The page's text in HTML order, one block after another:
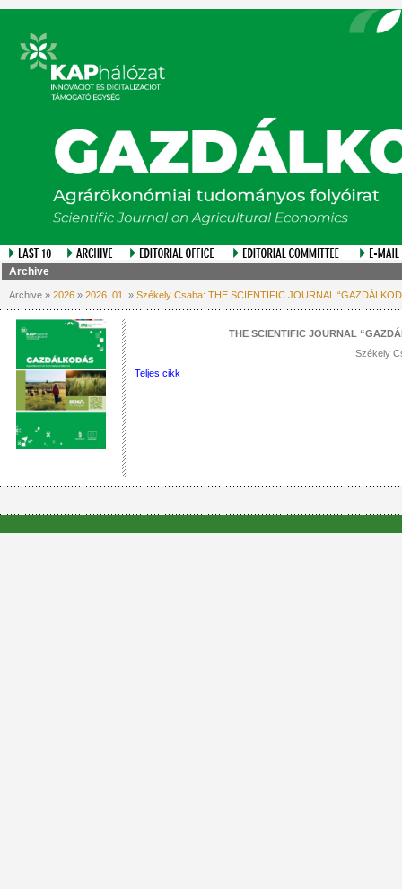
Archive
Archive » 2026 » 2026. 01. » Székely Csaba: THE SCIENTIFIC JOURNAL
THE SCIENTIFIC JOURNAL
Székely
Teljes cikk